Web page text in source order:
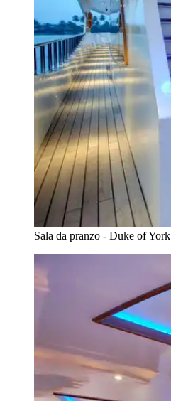
Sala da pranzo - Duke of York